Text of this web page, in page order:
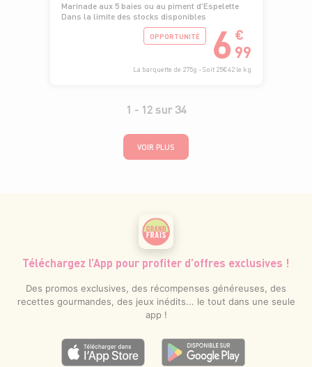
Marinade aux 5 baies ou au piment d'Espelette
Dans la limite des stocks disponibles
OPPORTUNITÉ 6 €
99
La barquette de 275g - Soit 25€42 le kg
1 - 12sur34
VOIR PLUS
Téléchargez l’App pour profiter d’offres exclusives !
Des promos exclusives, des récompenses généreuses, des
recettes gourmandes, des jeux inédits... le tout dans une seule
app !